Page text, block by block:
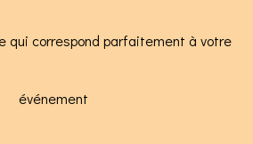
qui correspond parfaitement à votre
événement